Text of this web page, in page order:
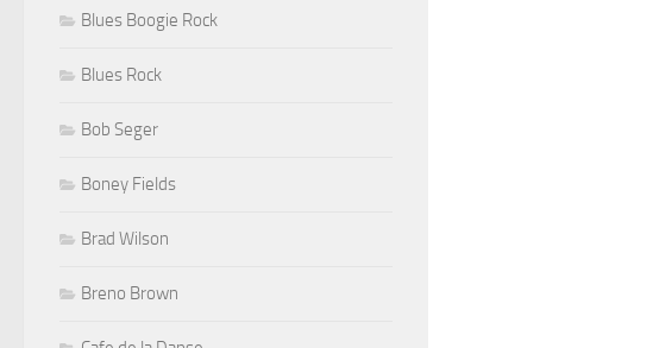
Blues Boogie Rock
Blues Rock
Bob Seger
Boney Fields
Brad Wilson
Breno Brown